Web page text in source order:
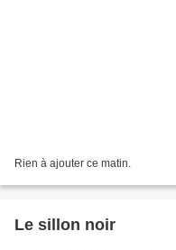
Rien à ajouter ce matin.
Le sillon noir